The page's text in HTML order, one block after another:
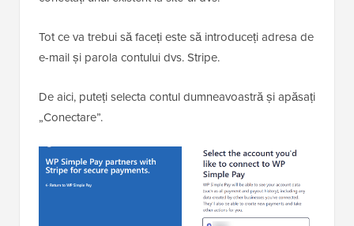
Tot ce va trebui să faceți este să introduceți adresa de
e-mail și parola contului dvs. Stripe.
De aici, puteți selecta contul dumneavoastră și apăsați
„Conectare”.